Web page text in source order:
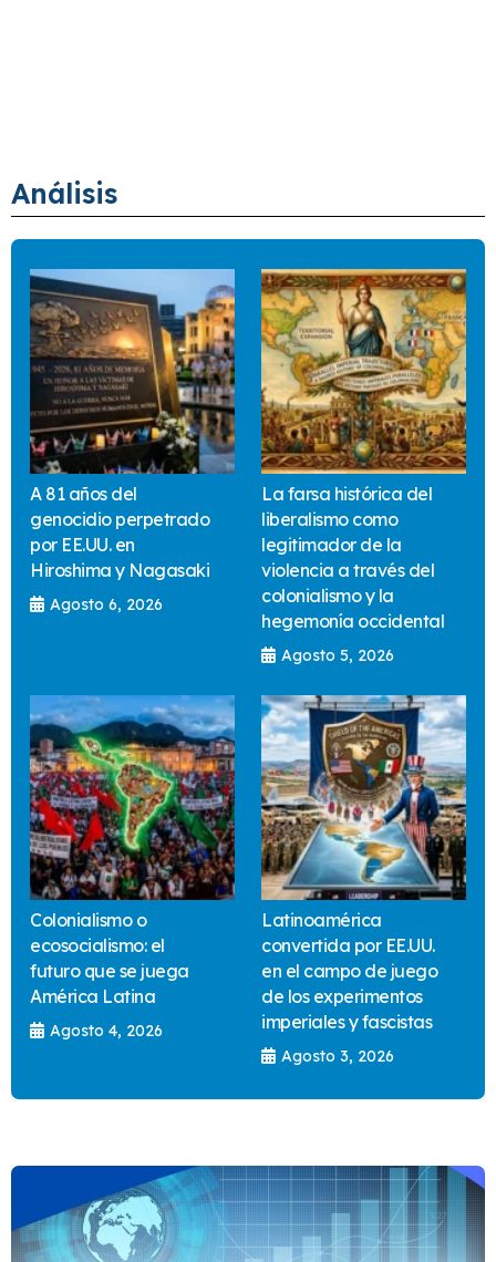
Análisis
A 81 años del
genocidio perpetrado
por EE.UU. en
Hiroshima y Nagasaki
Agosto 6, 2026
La farsa histórica del
liberalismo como
legitimador de la
violencia a través del
colonialismo y la
hegemonía occidental
Agosto 5, 2026
Colonialismo o
ecosocialismo: el
futuro que se juega
América Latina
Agosto 4, 2026
Latinoamérica
convertida por EE.UU.
en el campo de juego
de los experimentos
imperiales y fascistas
Agosto 3, 2026